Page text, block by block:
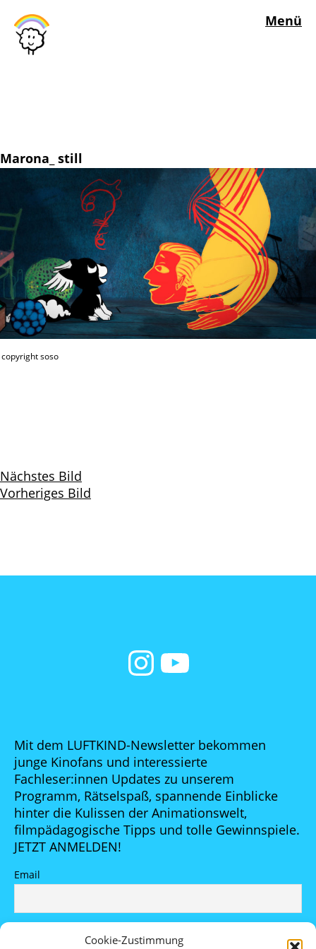
Cookie-Zustimmung
Menü
Marona_ still
copyright soso
Nächstes Bild
Vorheriges Bild
Mit dem LUFTKIND-Newsletter bekommen
junge Kinofans und interessierte
Fachleser:innen Updates zu unserem
Programm, Rätselspaß, spannende Einblicke
hinter die Kulissen der Animationswelt,
filmpädagogische Tipps und tolle Gewinnspiele.
JETZT ANMELDEN!
Email
Datenschutzerklärung.